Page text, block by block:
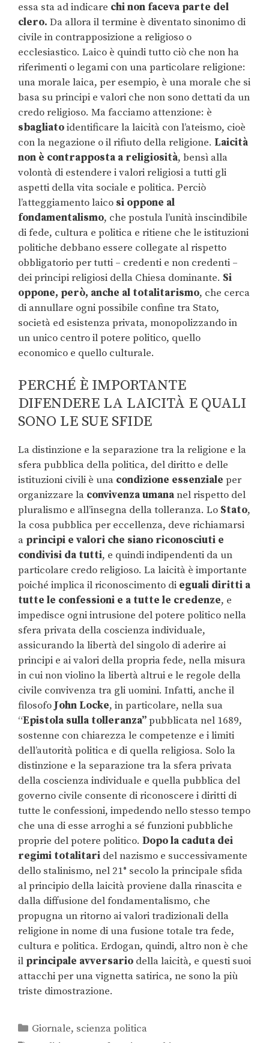
essa sta ad indicare chi non faceva parte del
clero. Da allora il termine è diventato sinonimo di
civile in contrapposizione a religioso o
ecclesiastico. Laico è quindi tutto ciò che non ha
riferimenti o legami con una particolare religione:
una morale laica, per esempio, è una morale che si
basa su principi e valori che non sono dettati da un
credo religioso. Ma facciamo attenzione: è
sbagliatoidentificare la laicità con l’ateismo, cioè
con la negazione o il rifiuto della religione. Laicità
non è contrapposta a religiosità, bensì alla
volontà di estendere i valori religiosi a tutti gli
aspetti della vita sociale e politica. Perciò
l’atteggiamento laico si oppone al
fondamentalismo, che postula l’unità inscindibile
di fede, cultura e politica e ritiene che le istituzioni
politiche debbano essere collegate al rispetto
obbligatorio per tutti – credenti e non credenti –
dei principi religiosi della Chiesa dominante. Si
oppone, però, anche al totalitarismo, che cerca
di annullare ogni possibile confine tra Stato,
società ed esistenza privata, monopolizzando in
un unico centro il potere politico, quello
economico e quello culturale.
PERCHÉ È IMPORTANTE
DIFENDERE LA LAICITÀ E QUALI
SONO LE SUE SFIDE
La distinzione e la separazione tra la religione e la
sfera pubblica della politica, del diritto e delle
istituzioni civili è una condizione essenziale per
organizzare la convivenza umananel rispetto del
pluralismo e all’insegna della tolleranza. Lo Stato,
la cosa pubblica per eccellenza, deve richiamarsi
a principi e valori che siano riconosciuti e
condivisi da tutti, e quindi indipendenti da un
particolare credo religioso. La laicità è importante
poiché implica il riconoscimento di eguali diritti a
tutte le confessioni e a tutte le credenze, e
impedisce ogni intrusione del potere politico nella
sfera privata della coscienza individuale,
assicurando la libertà del singolo di aderire ai
principi e ai valori della propria fede, nella misura
in cui non violino la libertà altrui e le regole della
civile convivenza tra gli uomini. Infatti, anche il
filosofo John Locke, in particolare, nella sua
“Epistola sulla tolleranza”pubblicata nel 1689,
sostenne con chiarezza le competenze e i limiti
dell’autorità politica e di quella religiosa. Solo la
distinzione e la separazione tra la sfera privata
della coscienza individuale e quella pubblica del
governo civile consente di riconoscere i diritti di
tutte le confessioni, impedendo nello stesso tempo
che una di esse arroghi a sé funzioni pubbliche
proprie del potere politico. Dopo la caduta dei
regimi totalitari del nazismo e successivamente
dello stalinismo, nel 21° secolo la principale sfida
al principio della laicità proviene dalla rinascita e
dalla diffusione del fondamentalismo, che
propugna un ritorno ai valori tradizionali della
religione in nome di una fusione totale tra fede,
cultura e politica. Erdogan, quindi, altro non è che
il principale avversario della laicità, e questi suoi
attacchi per una vignetta satirica, ne sono la più
triste dimostrazione.
Giornale, scienza politica